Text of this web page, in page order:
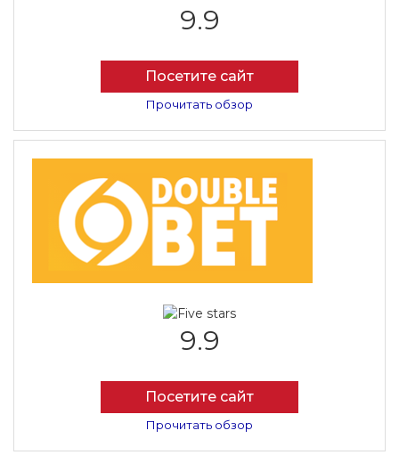
9.9
Посетите сайт
Прочитать обзор
9.9
Посетите сайт
Прочитать обзор